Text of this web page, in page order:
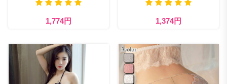
1,774円 1,374円